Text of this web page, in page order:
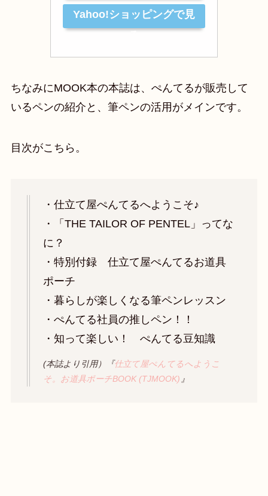
Yahoo!ショッピングで見
ちなみにMOOK本の本誌は、ぺんてるが販売して
いるペンの紹介と、筆ペンの活用がメインです。
目次がこちら。
・仕立て屋ぺんてるへようこそ♪
・「THE TAILOR OF PENTEL」ってな
に？
・特別付録 仕立て屋ぺんてるお道具
ポーチ
・暮らしが楽しくなる筆ペンレッスン
・ぺんてる社員の推しペン！！
・知って楽しい！ ぺんてる豆知識
(本誌より引用）『仕立て屋ぺんてるへようこ
そ。お道具ポーチBOOK (TJMOOK) 』